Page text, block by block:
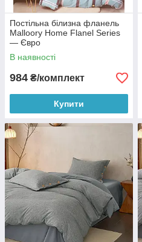
Постільна білизна фланель
Malloory Home Flanel Series
— Євро
В наявності
984 ₴/комплект
Купити